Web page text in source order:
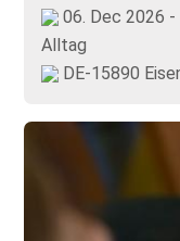
06. Dec 2026 -
Alltag
DE-15890